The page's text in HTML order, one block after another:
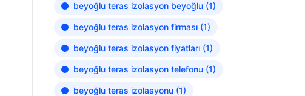
beyoğlu teras izolasyon beyoğlu(1)
beyoğlu teras izolasyon firması(1)
beyoğlu teras izolasyon fiyatları(1)
beyoğlu teras izolasyon telefonu(1)
beyoğlu teras izolasyonu(1)